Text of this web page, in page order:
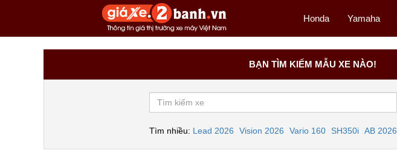
Honda Yamaha
BẠN TÌM KIẾM MẪU XE NÀO!
Tìm nhiều: Lead 2026 Vision 2026 Vario 160 SH350i AB 2026